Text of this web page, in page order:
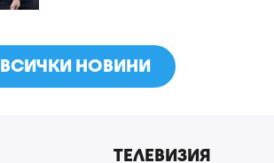
ВСИЧКИ НОВИНИ
ТЕЛЕВИЗИЯ